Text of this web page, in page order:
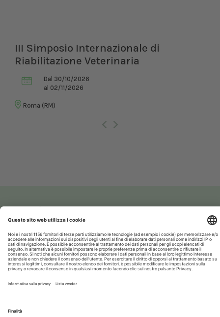
III Simposio Internazionale di
Riabilitazione Veterinaria
Dal 30/10/2026
al 02/11/2026
Roma (RM)